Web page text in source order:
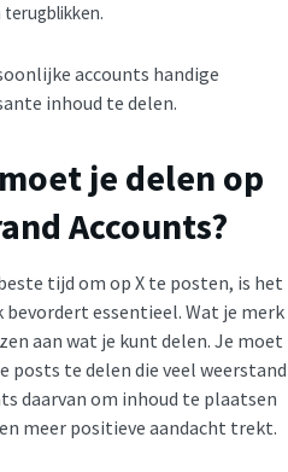
terugblikken.
accounts handige
inhoud te delen.
je delen op
Accounts?
tijd om op X te posten, is het
bevordert essentieel. Wat je merk
aan wat je kunt delen. Je moet
posts te delen die veel weerstand
daarvan om inhoud te plaatsen
meer positieve aandacht trekt.